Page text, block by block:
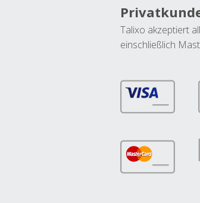
Talixo akzeptiert
einschließlich